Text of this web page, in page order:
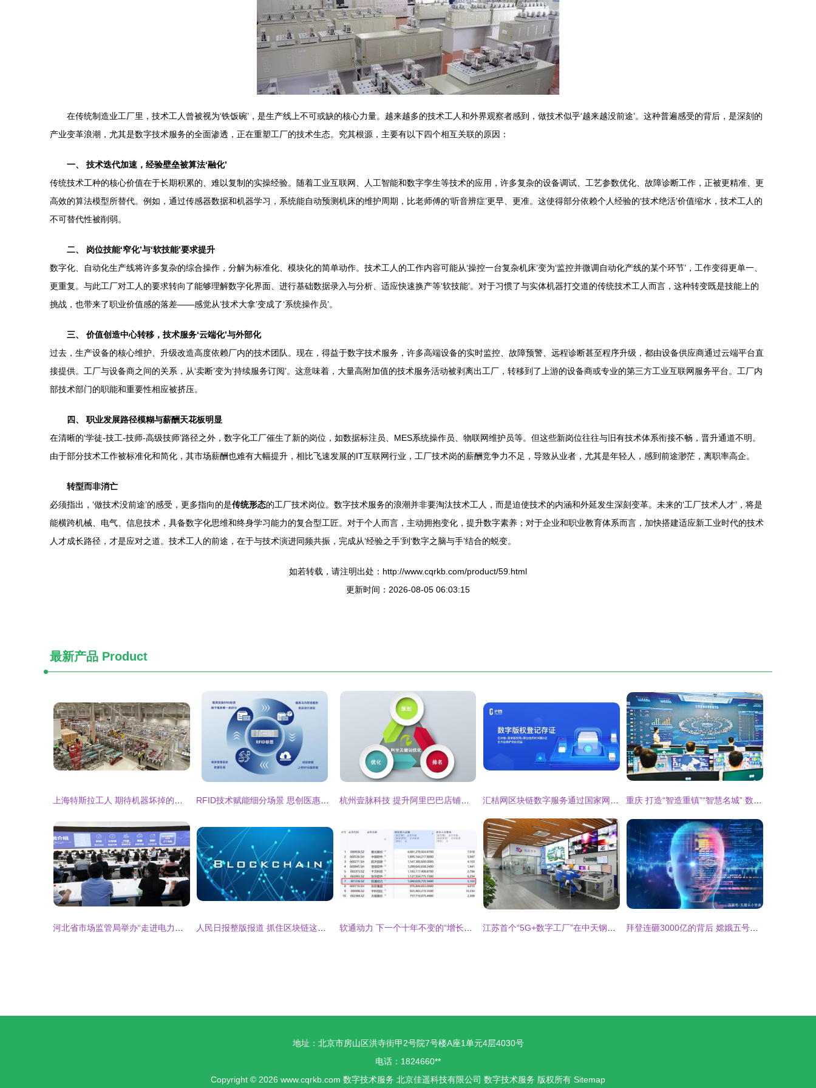
在传统制造业工厂里，技术工人曾被视为‘铁饭碗’，是生产线上不可或缺的核心力量。越来越多的技术工人和外界观察者感到，做技术似乎‘越来越没前途’。这种普遍感受的背后，是深刻的
产业变革浪潮，尤其是数字技术服务的全面渗透，正在重塑工厂的技术生态。究其根源，主要有以下四个相互关联的原因：
一、 技术迭代加速，经验壁垒被算法‘融化’
传统技术工种的核心价值在于长期积累的、难以复制的实操经验。随着工业互联网、人工智能和数字孪生等技术的应用，许多复杂的设备调试、工艺参数优化、故障诊断工作，正被更精准、更
高效的算法模型所替代。例如，通过传感器数据和机器学习，系统能自动预测机床的维护周期，比老师傅的‘听音辨症’更早、更准。这使得部分依赖个人经验的‘技术绝活’价值缩水，技术工人的
不可替代性被削弱。
二、 岗位技能‘窄化’与‘软技能’要求提升
数字化、自动化生产线将许多复杂的综合操作，分解为标准化、模块化的简单动作。技术工人的工作内容可能从‘操控一台复杂机床’变为‘监控并微调自动化产线的某个环节’，工作变得更单一、
更重复。与此工厂对工人的要求转向了能够理解数字化界面、进行基础数据录入与分析、适应快速换产等‘软技能’。对于习惯了与实体机器打交道的传统技术工人而言，这种转变既是技能上的
挑战，也带来了职业价值感的落差——感觉从‘技术大拿’变成了‘系统操作员’。
三、 价值创造中心转移，技术服务‘云端化’与外部化
过去，生产设备的核心维护、升级改造高度依赖厂内的技术团队。现在，得益于数字技术服务，许多高端设备的实时监控、故障预警、远程诊断甚至程序升级，都由设备供应商通过云端平台直
接提供。工厂与设备商之间的关系，从‘卖断’变为‘持续服务订阅’。这意味着，大量高附加值的技术服务活动被剥离出工厂，转移到了上游的设备商或专业的第三方工业互联网服务平台。工厂内
部技术部门的职能和重要性相应被挤压。
四、 职业发展路径模糊与薪酬天花板明显
在清晰的‘学徒-技工-技师-高级技师’路径之外，数字化工厂催生了新的岗位，如数据标注员、MES系统操作员、物联网维护员等。但这些新岗位往往与旧有技术体系衔接不畅，晋升通道不明。
由于部分技术工作被标准化和简化，其市场薪酬也难有大幅提升，相比飞速发展的IT互联网行业，工厂技术岗的薪酬竞争力不足，导致从业者，尤其是年轻人，感到前途渺茫，离职率高企。
转型而非消亡
必须指出，‘做技术没前途’的感受，更多指向的是传统形态的工厂技术岗位。数字技术服务的浪潮并非要淘汰技术工人，而是迫使技术的内涵和外延发生深刻变革。未来的‘工厂技术人才’，将是
能横跨机械、电气、信息技术，具备数字化思维和终身学习能力的复合型工匠。对于个人而言，主动拥抱变化，提升数字素养；对于企业和职业教育体系而言，加快搭建适应新工业时代的技术
人才成长路径，才是应对之道。技术工人的前途，在于与技术演进同频共振，完成从‘经验之手’到‘数字之脑与手’结合的蜕变。
如若转载，请注明出处：http://www.cqrkb.com/product/59.html
更新时间：2026-08-05 06:03:15
最新产品 Product
地址：北京市房山区洪寺街甲2号院7号楼A座1单元4层4030号
电话：1824660**
Copyright © 2026 www.cqrkb.com 数字技术服务 北京佳遥科技有限公司 数字技术服务 版权所有 Sitemap